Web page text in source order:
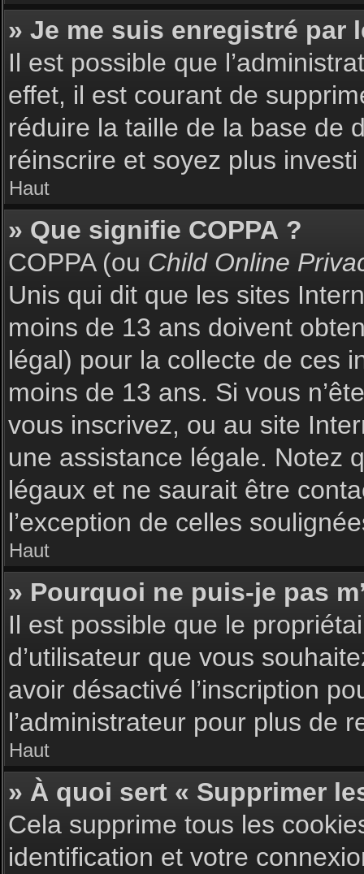
» Je me suis enregistré par
Il est possible que
effet, il est courant de
réduire la taille de la base de
réinscrire et soyez plus
Haut
» Que signifie COPPA ?
COPPA (ou Child Online
Unis qui dit que les sites
moins de 13 ans doivent
légal) pour la collecte de ces
moins de 13 ans. Si vous
vous inscrivez, ou au site
une assistance légale. Notez
légaux et ne saurait être
l’exception de celles
Haut
» Pourquoi ne puis-je pas
Il est possible que le
d’utilisateur que vous
avoir désactivé l’inscription
l’administrateur pour plus de
Haut
» À quoi sert « Supprimer
Cela supprime tous les
identification et votre